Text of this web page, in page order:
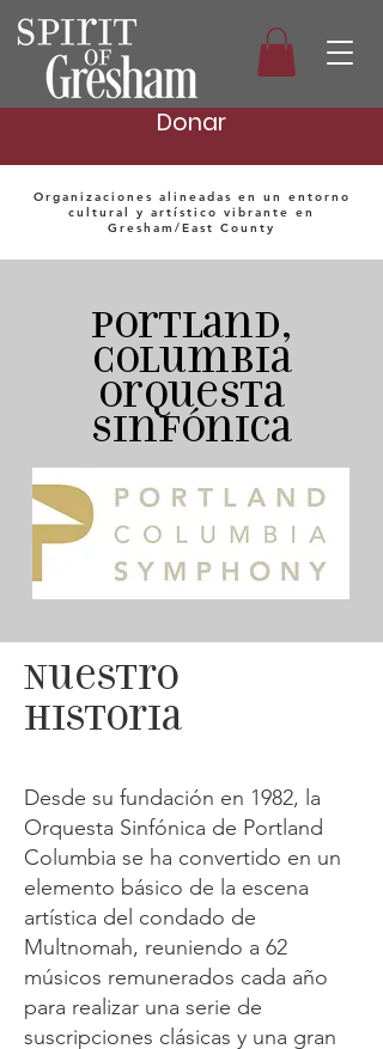
Donar
Organizaciones alineadas en un entorno
cultural y artístico vibrante en
Gresham/East County
Portland,
Columbia
Orquesta
sinfónica
Nuestro
Historia
Desde su fundación en 1982, la
Orquesta Sinfónica de Portland
Columbia se ha convertido en un
elemento básico de la escena
artística del condado de
Multnomah, reuniendo a 62
músicos remunerados cada año
para realizar una serie de
suscripciones clásicas y una gran